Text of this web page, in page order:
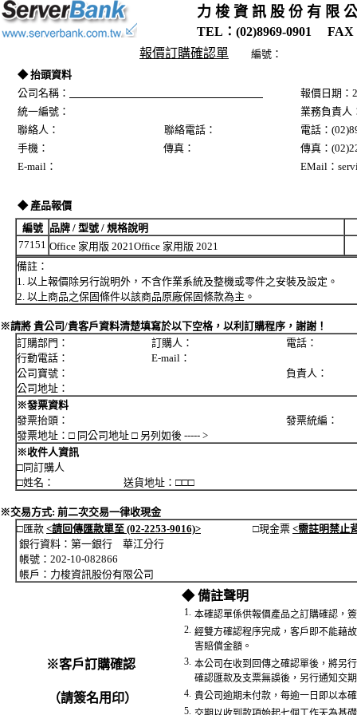
力 梭 資 訊 股 份 有 限
TEL：(02)8969-0901 FAX
報價訂購確認單
編號：
◆ 抬頭資料
公司名稱：
報價日期
統一編號：
業務負責人
聯絡人： 聯絡電話：
電話：
手機： 傳真：
傳真：
E-mail：
EMail：
◆ 產品報價
編號
品牌 / 型號 / 規格說明
77151 Office 家用版 2021Office 家用版 2021
備註：
1. 以上報價除另行說明外，不含作業系統及整機或零件之安裝及設定。
2. 以上商品之保固條件以該商品原廠保固條款為主。
※請將 貴公司/貴客戶資料清楚填寫於以下空格，以利訂購程序，謝謝！
訂購部門： 訂購人： 電話：
行動電話： E-mail：
公司寶號： 負責人：
公司地址：
※發票資料
發票抬頭： 發票統編：
發票地址：□ 同公司地址 □ 另列如後 ----- >
※收件人資訊
□同訂購人
□姓名： 送貨地址：□□□
※交易方式: 前二次交易一律收現金
□匯款 <請回傳匯款單至 (02-2253-9016)> □現金票 <需註明禁止
銀行資料：第一銀行 華江分行
帳號：202-10-082866
帳戶：力梭資訊股份有限公司
※客戶訂購確認
（請簽名用印）
◆ 備註聲明
1. 本確認單係供報價產品之訂購確認，
2. 經雙方確認程序完成，客戶即不能藉
害賠償金額。
3. 本公司在收到回傳之確認單後，將另
確認匯款及支票無誤後，另行通知交
4. 貴公司逾期未付款，每逾一日即以本
5.